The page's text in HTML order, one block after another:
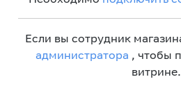
Если вы сотрудник
администратора , чтобы
витрине.